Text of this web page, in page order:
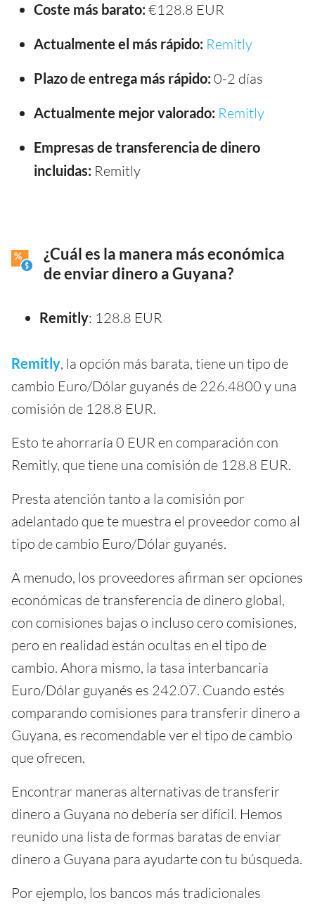
Coste más barato: €128.8 EUR
Actualmente el más rápido: Remitly
Plazo de entrega más rápido: 0-2 días
Actualmente mejor valorado: Remitly
Empresas de transferencia de dinero
incluidas: Remitly
¿Cuál es la manera más económica
de enviar dinero a Guyana?
Remitly: 128.8 EUR
Remitly, la opción más barata, tiene un tipo de
cambio Euro/Dólar guyanés de 226.4800 y una
comisión de 128.8 EUR.
Esto te ahorraría 0 EUR en comparación con
Remitly, que tiene una comisión de 128.8 EUR.
Presta atención tanto a la comisión por
adelantado que te muestra el proveedor como al
tipo de cambio Euro/Dólar guyanés.
A menudo, los proveedores afirman ser opciones
económicas de transferencia de dinero global,
con comisiones bajas o incluso cero comisiones,
pero en realidad están ocultas en el tipo de
cambio. Ahora mismo, la tasa interbancaria
Euro/Dólar guyanés es 242.07. Cuando estés
comparando comisiones para transferir dinero a
Guyana, es recomendable ver el tipo de cambio
que ofrecen.
Encontrar maneras alternativas de transferir
dinero a Guyana no debería ser difícil. Hemos
reunido una lista de formas baratas de enviar
dinero a Guyana para ayudarte con tu búsqueda.
Por ejemplo, los bancos más tradicionales